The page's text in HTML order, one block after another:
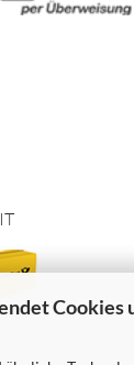
Cookies